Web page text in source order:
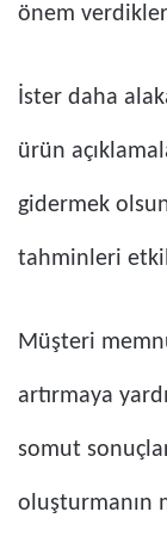
önem
İster daha
ürün
gidermek
tahminleri
Müşteri
artırmaya
somut
oluşturmanın